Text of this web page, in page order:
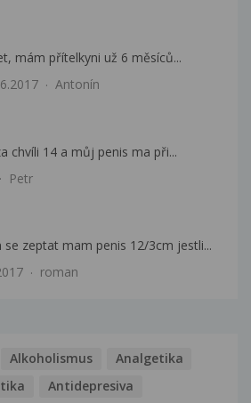
mám přítelkyni už 6 měsíců...
Antonín
chvíli 14 a můj penis ma při...
Petr
se zeptat mam penis 12/3cm jestli...
roman
Alkoholismus
Analgetika
Antidepresiva